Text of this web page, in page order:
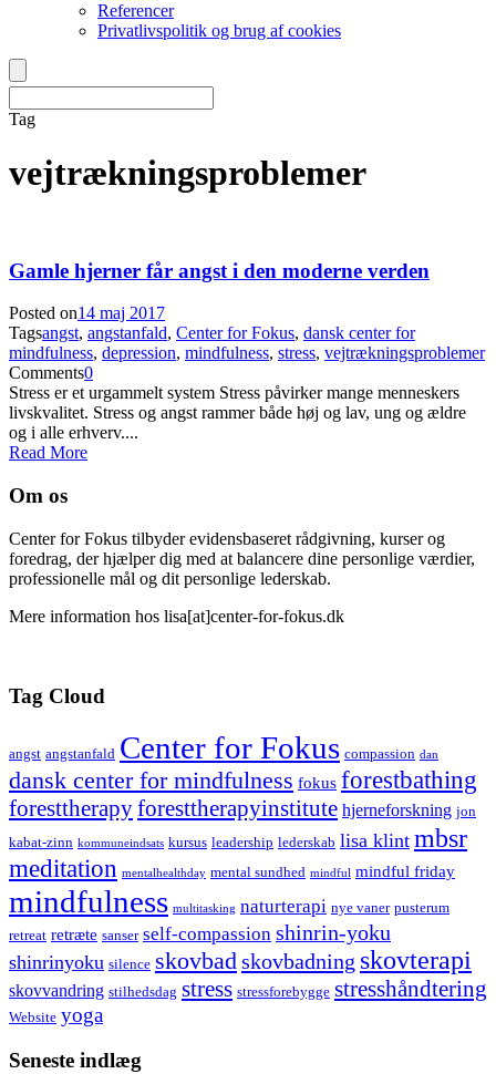
Referencer
Privatlivspolitik og brug af cookies
Tag
vejtrækningsproblemer
Gamle hjerner får angst i den moderne verden
Posted on14 maj 2017
Tagsangst, angstanfald, Center for Fokus, dansk center for
mindfulness, depression, mindfulness, stress, vejtrækningsproblemer
Comments0
Stress er et urgammelt system Stress påvirker mange menneskers
livskvalitet. Stress og angst rammer både høj og lav, ung og ældre
og i alle erhverv....
Read More
Om os
Center for Fokus tilbyder evidensbaseret rådgivning, kurser og
foredrag, der hjælper dig med at balancere dine personlige værdier,
professionelle mål og dit personlige lederskab.
Mere information hos lisa[at]center-for-fokus.dk
Tag Cloud
angst angstanfald Center for Fokus compassion dan
dansk center for mindfulness fokus forestbathing
foresttherapyforesttherapyinstitute hjerneforskning jon
kabat-zinn kommuneindsats kursus leadership lederskab lisa klint mbsr
meditation mentalhealthday mental sundhed mindful mindful friday
mindfulness multitasking naturterapi nye vaner pusterum
retreat retræte sanser self-compassion shinrin-yoku
shinrinyoku silence skovbadskovbadning skovterapi
skovvandring stilhedsdag stress stressforebygge stresshåndtering
Website yoga
Seneste indlæg